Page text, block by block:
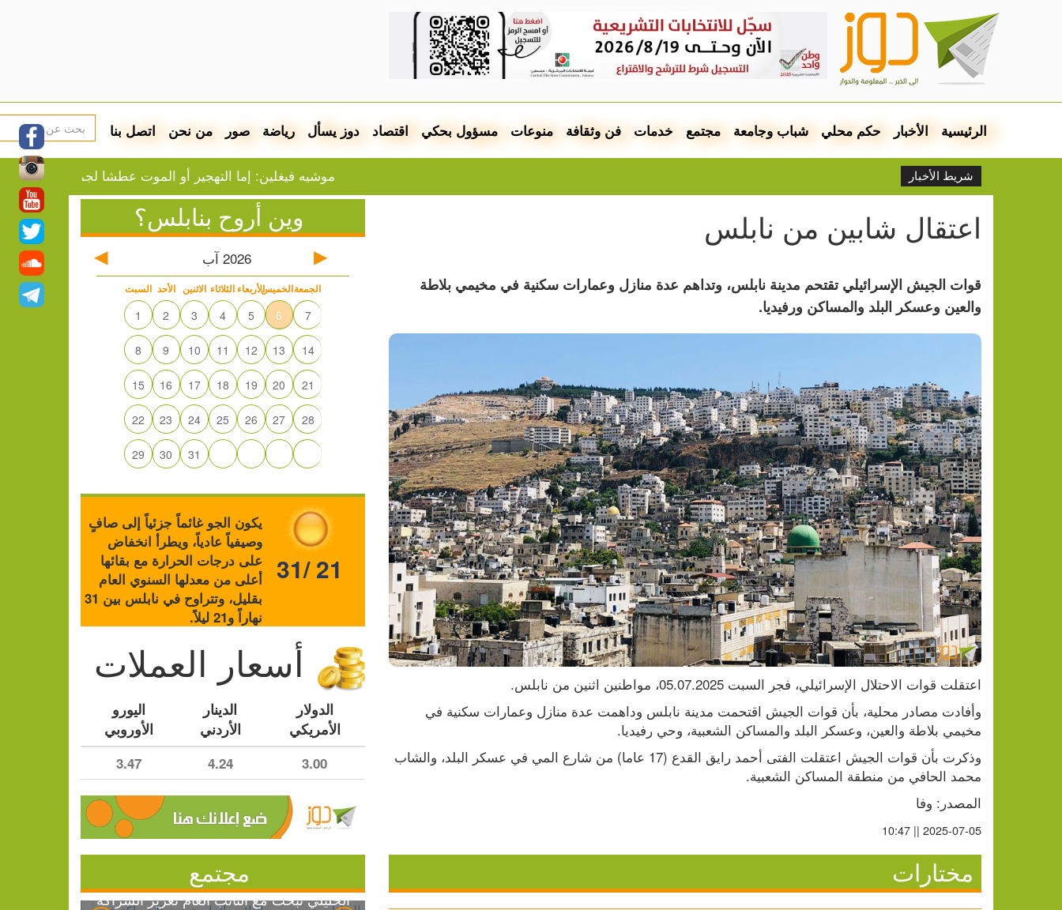
الرئيسية الأخبار حكم محلي شباب وجامعة مجتمع خدمات فن وثقافة منوعات مسؤول بحكي اقتصاد دوز يسأل رياضة صور من نحن اتصل بنا
شريط الأخبار موشيه فيغلين: إما التهجير أو الموت عطشا لجميع سكان غزة
اعتقال شابين من نابلس
قوات الجيش الإسرائيلي تقتحم مدينة نابلس، وتداهم عدة منازل وعمارات سكنية في مخيمي بلاطة
والعين وعسكر البلد والمساكن ورفيديا.
اعتقلت قوات الاحتلال الإسرائيلي، فجر السبت 05.07.2025، مواطنين اثنين من نابلس.
مخيمي بلاطة والعين، وعسكر البلد والمساكن الشعبية، وحي رفيديا.
محمد الحافي من منطقة المساكن الشعبية.
المصدر: وفا
2025-07-05 || 10:47
مختارات
وين أروح بنابلس؟
2026 آب
السبت الأحد الاثنين الثلاثاء الأربعاءالخميسالجمعة
1 2 3 4 5 6 7
8 9 10 11 12 13 14
15 16 17 18 19 20 21
22 23 24 25 26 27 28
29 30 31
يكون الجو غائماً جزئياً إلى صافٍ
وصيفياً عادياً، ويطرأ انخفاض
على درجات الحرارة مع بقائها
أعلى من معدلها السنوي العام
بقليل، وتتراوح في نابلس بين 31
نهاراً و21 ليلاً.
31/ 21
أسعار العملات
الدولار
الأمريكي
الدينار
الأردني
اليورو
الأوروبي
3.00
4.24
3.47
مجتمع
الخليلي تبحث مع النائب العام تعزيز الشراكة